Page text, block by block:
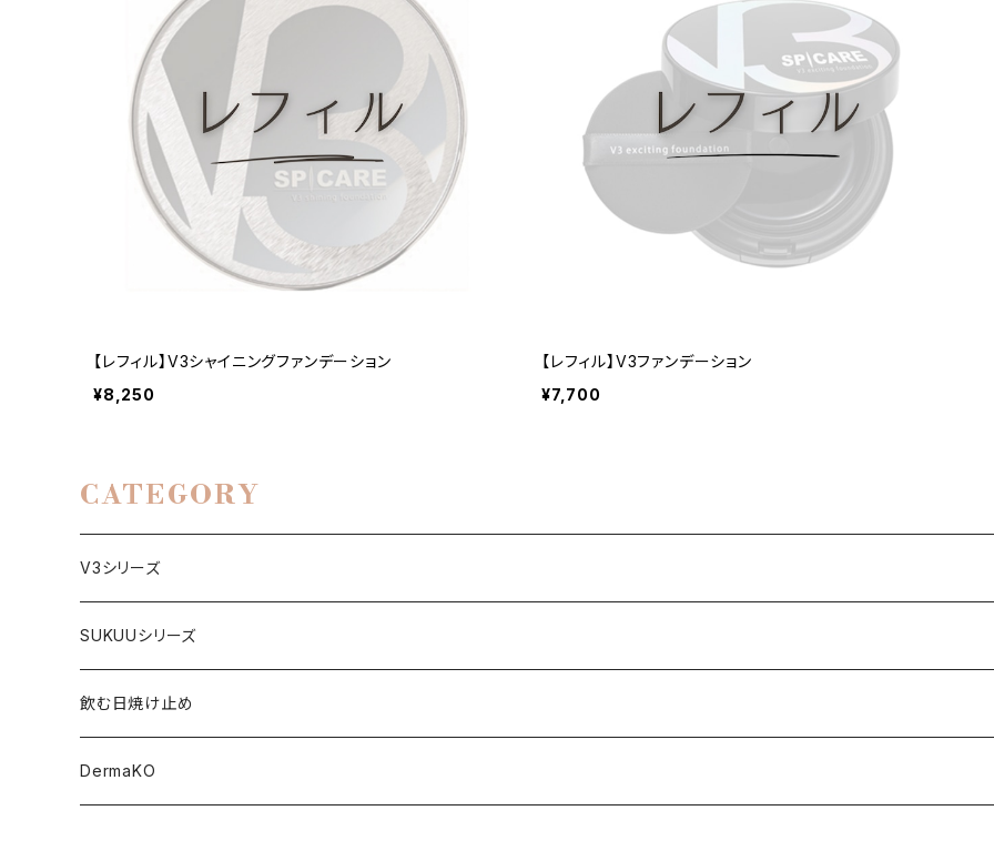
【レフィル】V3シャイニングファンデーション
¥8,250
【レフィル】V3ファンデーション
¥7,700
CATEGORY
V3シリーズ
ファンデーション
下地
日焼け止め
SUKUUシリーズ
美顔器
美容液
飲む日焼け止め
DermaKO